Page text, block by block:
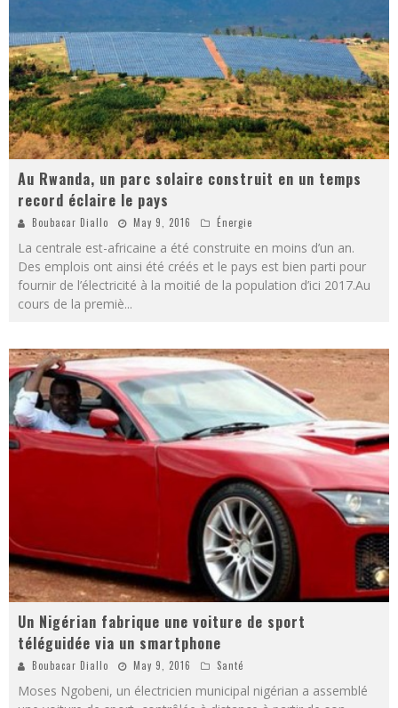
Au Rwanda, un parc solaire construit en un temps
record éclaire le pays
Boubacar Diallo May 9, 2016 Énergie
La centrale est-africaine a été construite en moins d’un an.
Des emplois ont ainsi été créés et le pays est bien parti pour
fournir de l’électricité à la moitié de la population d’ici 2017.Au
cours de la premiè...
Un Nigérian fabrique une voiture de sport
téléguidée via un smartphone
Boubacar Diallo May 9, 2016 Santé
Moses Ngobeni, un électricien municipal nigérian a assemblé